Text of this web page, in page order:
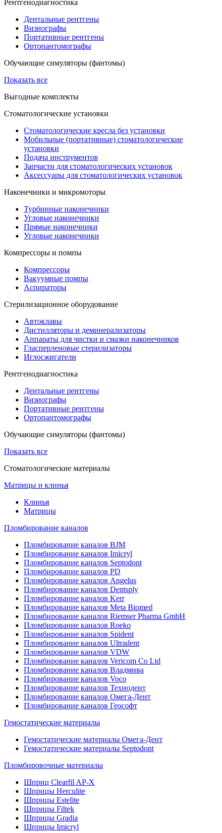
Рентгенодиагностика
Дентальные рентгены
Визиографы
Портативные рентгены
Ортопантомографы
Обучающие симуляторы (фантомы)
Показать все
Выгодные комплекты
Стоматологические установки
Стоматологические кресла без установки
Мобильные (портативные) стоматологические
установки
Подача инструментов
Запчасти для стоматологических установок
Аксессуары для стоматологических установок
Наконечники и микромоторы
Турбинные наконечники
Угловые наконечники
Прямые наконечники
Угловые наконечники
Компрессоры и помпы
Компрессоры
Вакуумные помпы
Аспираторы
Стерилизационное оборудование
Автоклавы
Дистилляторы и деминерализаторы
Аппараты для чистки и смазки наконечников
Гласперленовые стерилизаторы
Иглосжигатели
Рентгенодиагностика
Дентальные рентгены
Визиографы
Портативные рентгены
Ортопантомографы
Обучающие симуляторы (фантомы)
Показать все
Стоматологические материалы
Матрицы и клинья
Клинья
Матрицы
Пломбирование каналов
Пломбирование каналов BJM
Пломбирование каналов Imicryl
Пломбирование каналов Septodont
Пломбирование каналов PD
Пломбирование каналов Angelus
Пломбирование каналов Dentsply
Пломбирование каналов Kerr
Пломбирование каналов Meta Biomed
Пломбирование каналов Riemser Pharma GmbH
Пломбирование каналов Roeko
Пломбирование каналов Spident
Пломбирование каналов Ultradent
Пломбирование каналов VDW
Пломбирование каналов Vericom Co Ltd
Пломбирование каналов Владмива
Пломбирование каналов Voco
Пломбирование каналов Технодент
Пломбирование каналов Омега-Дент
Пломбирование каналов Геософт
Гемостатические материалы
Гемостатические материалы Омега-Дент
Гемостатические материалы Septodont
Пломбировочные материалы
Шприц Clearfil AP-X
Шприцы Herculite
Шприцы Estelite
Шприцы Filtek
Шприцы Gradia
Шприцы Imicryl